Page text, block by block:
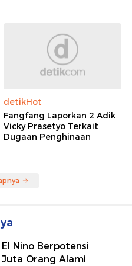
detikHot
Fangfang Laporkan 2 Adik
Vicky Prasetyo Terkait
Dugaan Penghinaan
Nino Berpotensi
Orang Alami